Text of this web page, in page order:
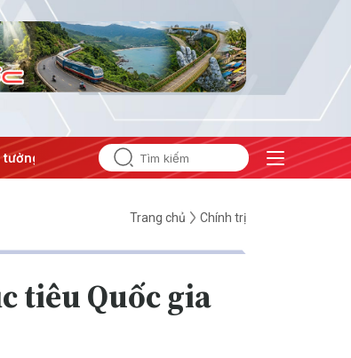
Đảng #Hội nghị Trung ương 3
Trang chủ Chính trị
tiêu Quốc gia